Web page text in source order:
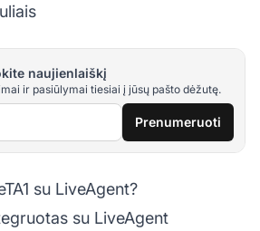
naujienlaiškį
ir pasiūlymai tiesiai į jūsų pašto dėžutę.
Prenumeruoti
su LiveAgent?
su LiveAgent